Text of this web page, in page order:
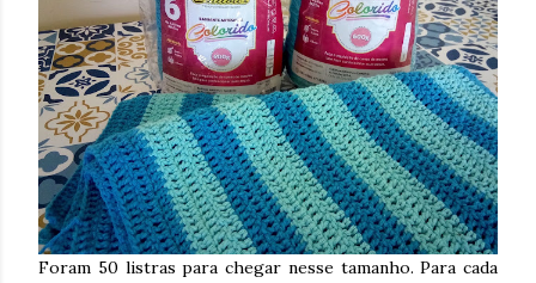
Foram 50 listras para chegar nesse tamanho. Para cada